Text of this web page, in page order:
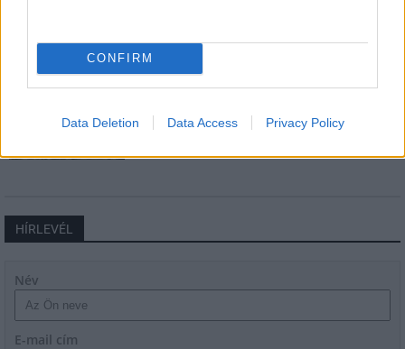
CONFIRM
Data Deletion Data Access Privacy Policy
Látványos építési szakasz indult be a
HÍRLEVÉL
Név
E-mail cím